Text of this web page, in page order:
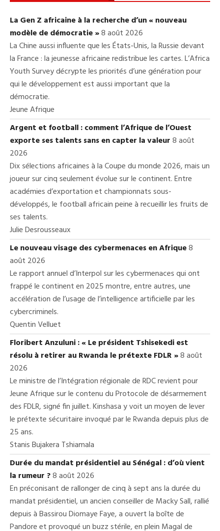
La Gen Z africaine à la recherche d’un « nouveau
modèle de démocratie »8 août 2026
La Chine aussi influente que les États-Unis, la Russie devant
la France : la jeunesse africaine redistribue les cartes. L’Africa
Youth Survey décrypte les priorités d’une génération pour
qui le développement est aussi important que la
démocratie.
Jeune Afrique
Argent et football : comment l’Afrique de l’Ouest
exporte ses talents sans en capter la valeur8 août
2026
Dix sélections africaines à la Coupe du monde 2026, mais un
joueur sur cinq seulement évolue sur le continent. Entre
académies d’exportation et championnats sous-
développés, le football africain peine à recueillir les fruits de
ses talents.
Julie Desrousseaux
Le nouveau visage des cybermenaces en Afrique8
août 2026
Le rapport annuel d’Interpol sur les cybermenaces qui ont
frappé le continent en 2025 montre, entre autres, une
accélération de l’usage de l’intelligence artificielle par les
cybercriminels.
Quentin Velluet
Floribert Anzuluni : « Le président Tshisekedi est
résolu à retirer au Rwanda le prétexte FDLR »8 août
2026
Le ministre de l’Intégration régionale de RDC revient pour
Jeune Afrique sur le contenu du Protocole de désarmement
des FDLR, signé fin juillet. Kinshasa y voit un moyen de lever
le prétexte sécuritaire invoqué par le Rwanda depuis plus de
25 ans.
Stanis Bujakera Tshiamala
Durée du mandat présidentiel au Sénégal : d’où vient
la rumeur ?8 août 2026
En préconisant de rallonger de cinq à sept ans la durée du
mandat présidentiel, un ancien conseiller de Macky Sall, rallié
depuis à Bassirou Diomaye Faye, a ouvert la boîte de
Pandore et provoqué un buzz stérile, en plein Magal de